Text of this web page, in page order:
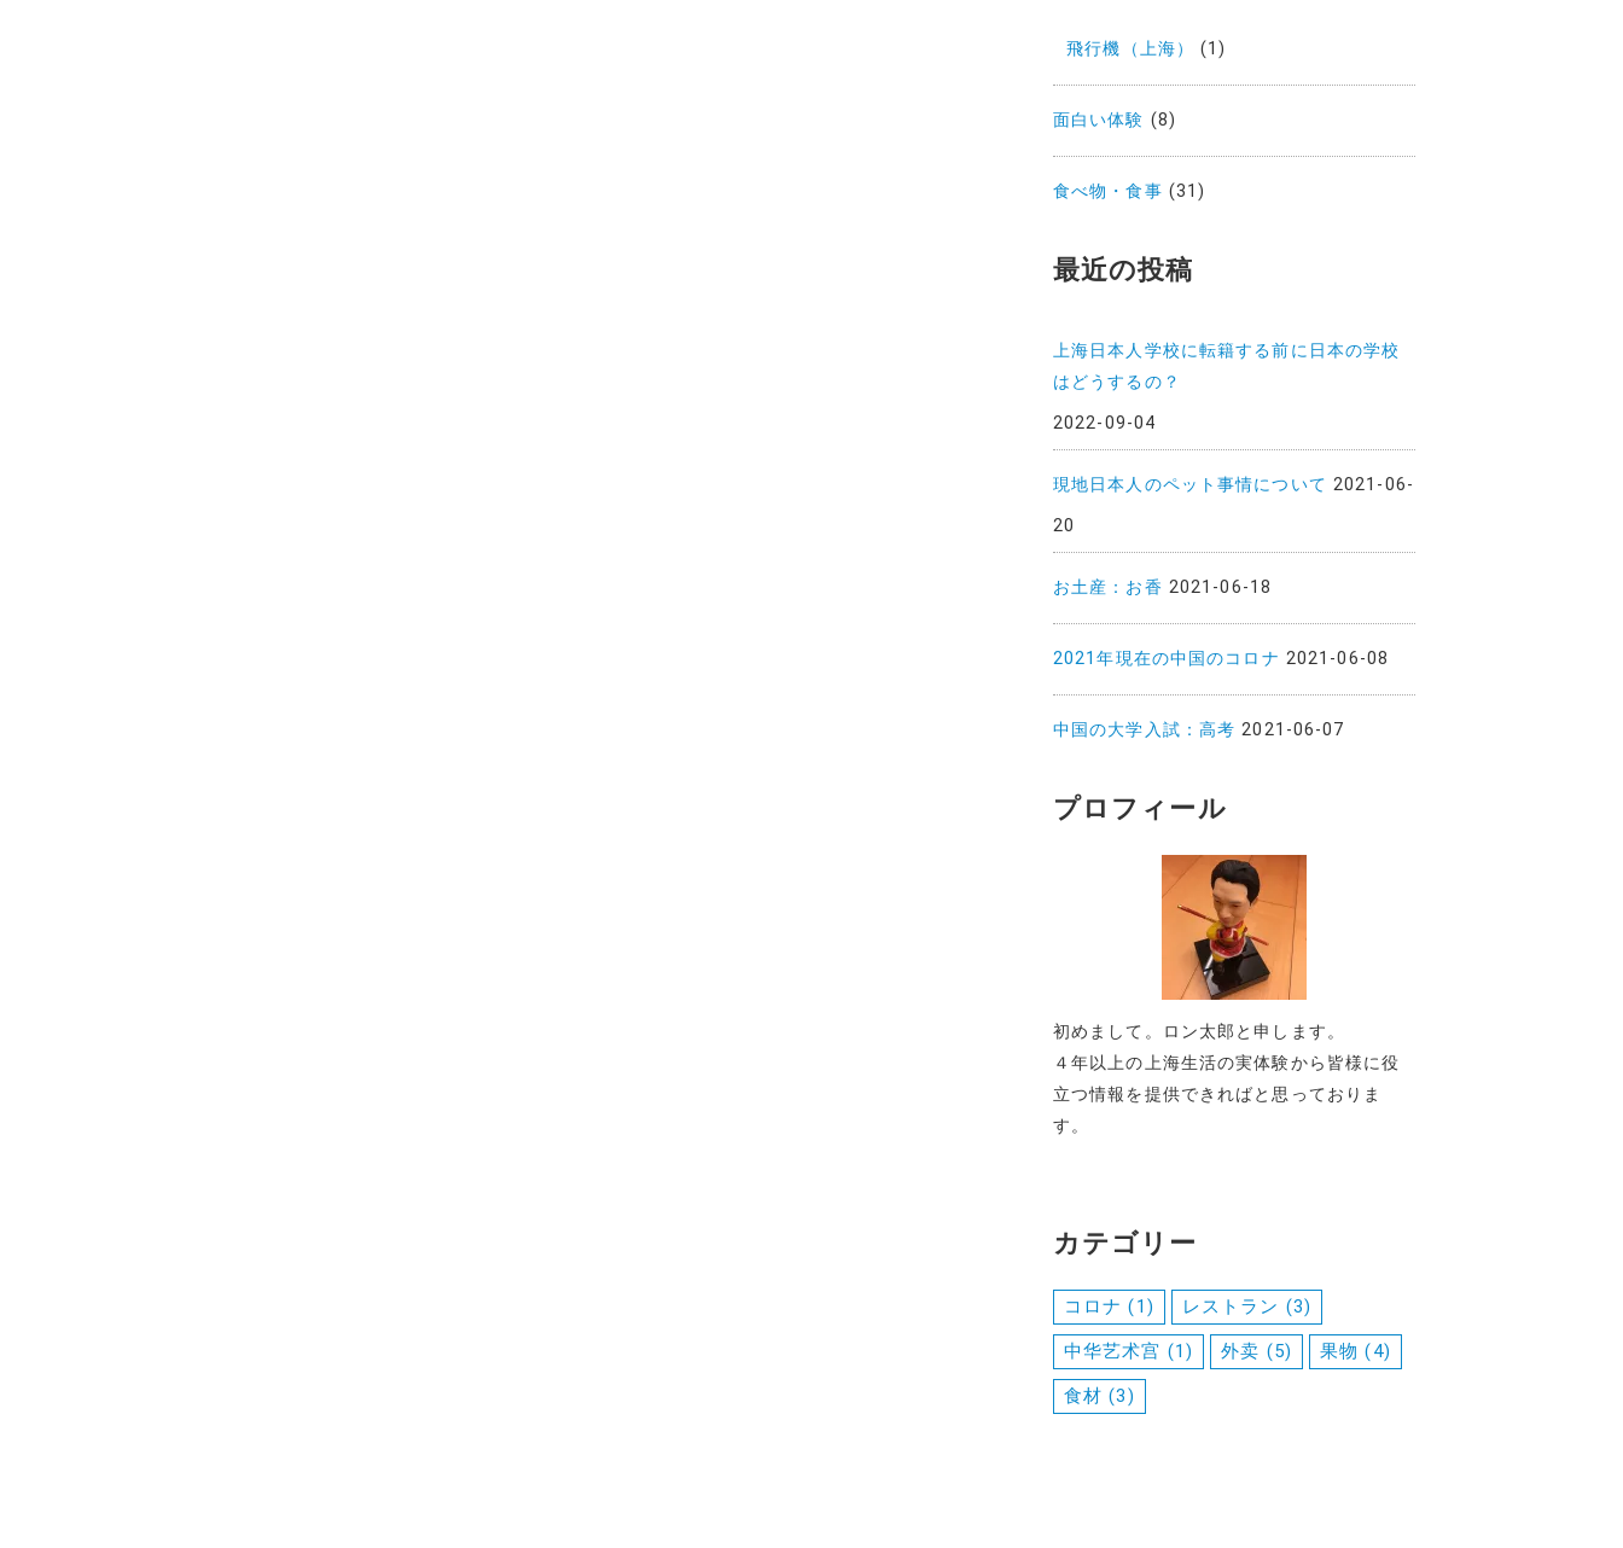
飛行機（上海） (1)
面白い体験 (8)
食べ物・食事 (31)
最近の投稿
上海日本人学校に転籍する前に日本の学校
はどうするの？
2022-09-04
現地日本人のペット事情について 2021-06-
20
お土産：お香 2021-06-18
2021年現在の中国のコロナ 2021-06-08
中国の大学入試：高考 2021-06-07
プロフィール
初めまして。ロン太郎と申します。
４年以上の上海生活の実体験から皆様に役
立つ情報を提供できればと思っておりま
す。
カテゴリー
コロナ (1) レストラン (3)
中华艺术宫 (1) 外卖 (5) 果物 (4)
食材 (3)